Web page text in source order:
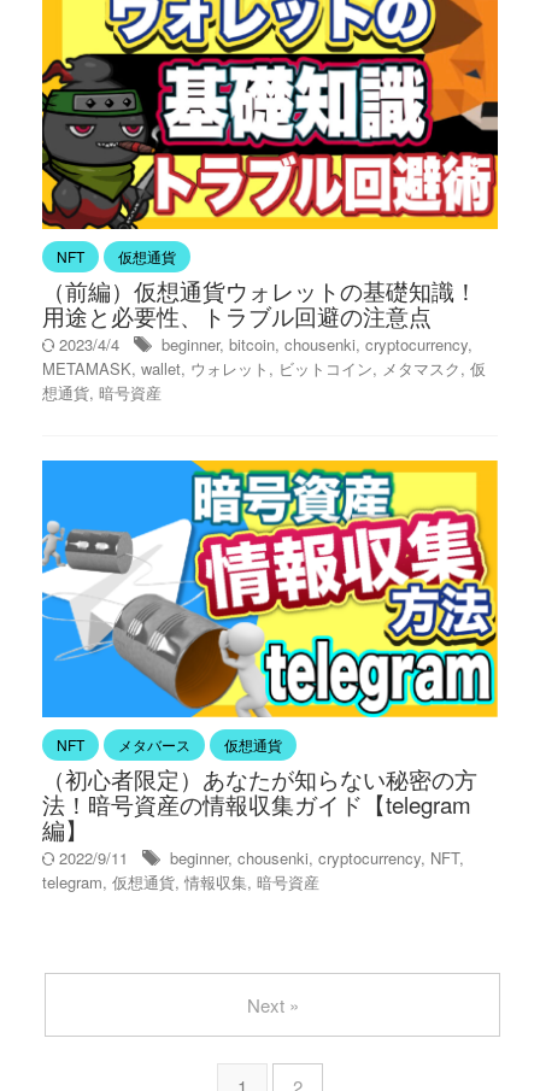
NFT 仮想通貨
（前編）仮想通貨ウォレットの基礎知識！
用途と必要性、トラブル回避の注意点
2023/4/4 beginner, bitcoin, chousenki, cryptocurrency,
METAMASK, wallet, ウォレット , ビットコイン, メタマスク, 仮
想通貨, 暗号資産
NFT メタバース 仮想通貨
（初心者限定）あなたが知らない秘密の方
法！暗号資産の情報収集ガイド【telegram
編】
2022/9/11 beginner, chousenki, cryptocurrency, NFT,
telegram, 仮想通貨, 情報収集, 暗号資産
Next »